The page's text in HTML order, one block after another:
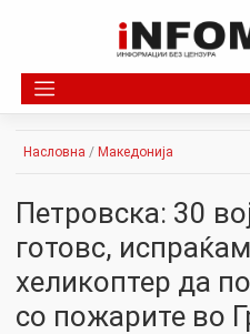
Насловна / Македонија
Петровска: 30
готовс,
хеликоптер да
со пожарите во